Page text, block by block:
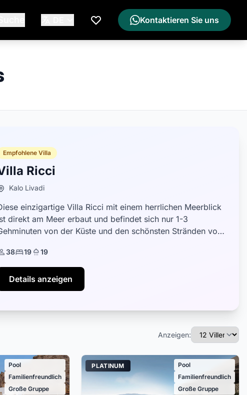
Meine Wunschliste
Kontaktieren Sie uns
Empfohlene Villa
Ricci
Kalo Livadi
einzigartige Villa Ricci mit einem herrlichen Meerblick
direkt am Meer erbaut und befindet sich nur 1-3
von der Küste und den schönsten Stränden von
38 19 19
Details anzeigen
Anzeigen:
Pool
Familienfreundlich
Große Gruppe
PLATINUM
Pool
Familienfreundlich
Große Gruppe